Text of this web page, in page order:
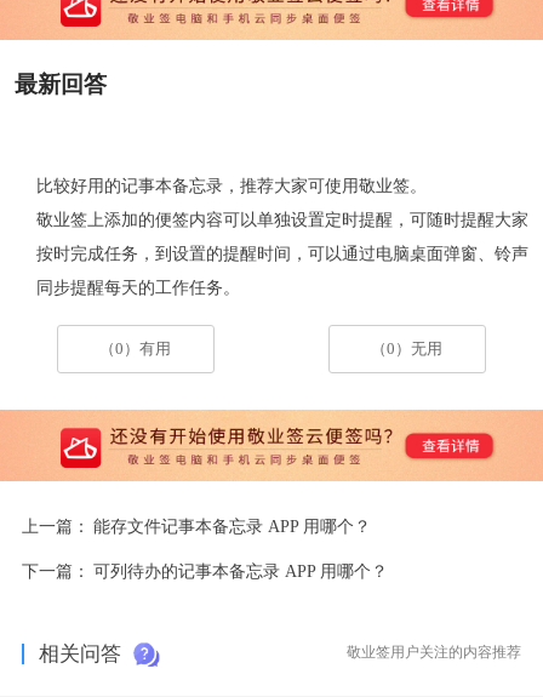
最新回答
比较好用的记事本备忘录，推荐大家可使用敬业签。
敬业签上添加的便签内容可以单独设置定时提醒，可随时提醒大家
按时完成任务，到设置的提醒时间，可以通过电脑桌面弹窗、铃声
同步提醒每天的工作任务。
（0）有用 （0）无用
上一篇： 能存文件记事本备忘录 APP 用哪个？
下一篇： 可列待办的记事本备忘录 APP 用哪个？
相关问答 敬业签用户关注的内容推荐